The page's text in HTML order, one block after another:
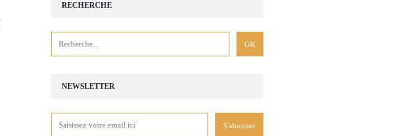
NEWSLETTER
RECHERCHE